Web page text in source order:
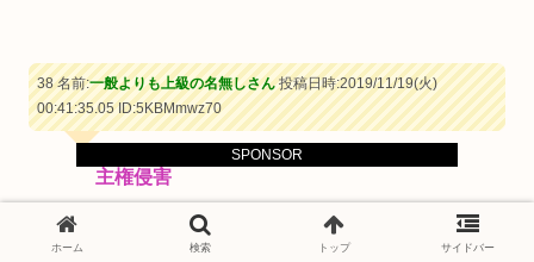
SPONSOR
38 名前:一般よりも上級の名無しさん投稿日時:2019/11/19(火)
00:41:35.05ID:5KBMmwz70
主権侵害
まだ植民地主義のゴミ行為が抜けない
ホーム 検索 トップ サイドバー